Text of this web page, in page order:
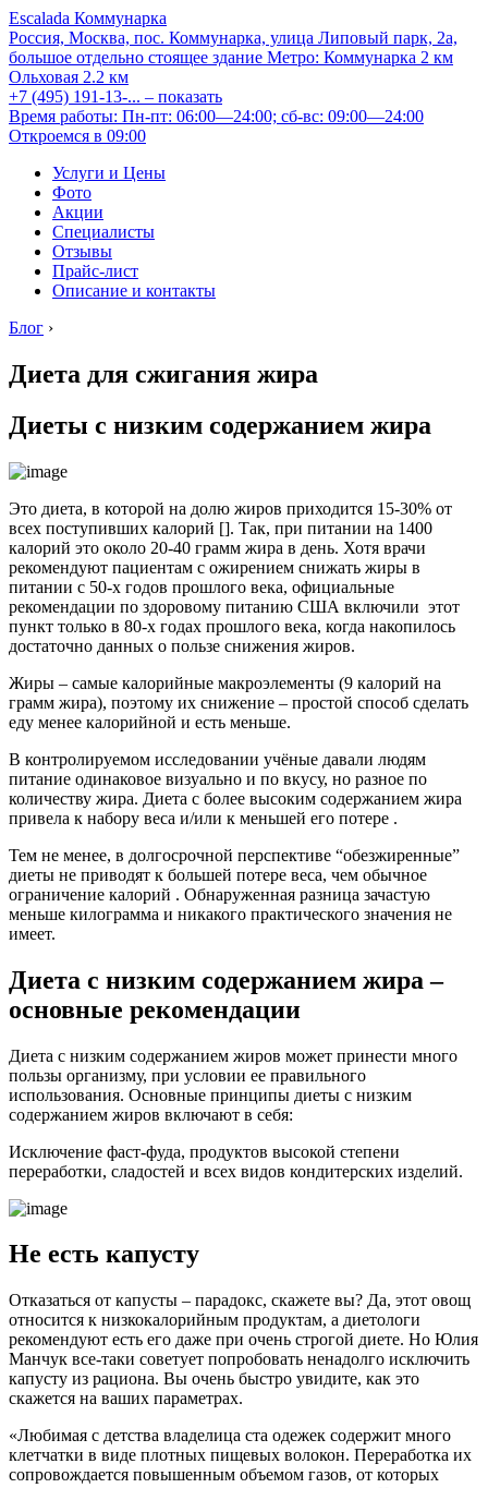
Escalada Коммунарка
Россия, Москва, пос. Коммунарка, улица Липовый парк, 2а,
большое отдельно стоящее здание Метро: Коммунарка 2 км
Ольховая 2.2 км
+7 (495) 191-13-... – показать
Время работы: Пн-пт: 06:00—24:00; сб-вс: 09:00—24:00
Откроемся в 09:00
Услуги и Цены
Фото
Акции
Специалисты
Отзывы
Прайс-лист
Описание и контакты
Блог ›
Диета для сжигания жира
Диеты с низким содержанием жира
Это диета, в которой на долю жиров приходится 15-30% от
всех поступивших калорий []. Так, при питании на 1400
калорий это около 20-40 грамм жира в день. Хотя врачи
рекомендуют пациентам с ожирением снижать жиры в
питании с 50-х годов прошлого века, официальные
рекомендации по здоровому питанию США включили этот
пункт только в 80-х годах прошлого века, когда накопилось
достаточно данных о пользе снижения жиров.
Жиры – самые калорийные макроэлементы (9 калорий на
грамм жира), поэтому их снижение – простой способ сделать
еду менее калорийной и есть меньше.
В контролируемом исследовании учёные давали людям
питание одинаковое визуально и по вкусу, но разное по
количеству жира. Диета с более высоким содержанием жира
привела к набору веса и/или к меньшей его потере .
Тем не менее, в долгосрочной перспективе “обезжиренные”
диеты не приводят к большей потере веса, чем обычное
ограничение калорий . Обнаруженная разница зачастую
меньше килограмма и никакого практического значения не
имеет.
Диета с низким содержанием жира –
основные рекомендации
Диета с низким содержанием жиров может принести много
пользы организму, при условии ее правильного
использования. Основные принципы диеты с низким
содержанием жиров включают в себя:
Исключение фаст-фуда, продуктов высокой степени
переработки, сладостей и всех видов кондитерских изделий.
Не есть капусту
Отказаться от капусты – парадокс, скажете вы? Да, этот овощ
относится к низкокалорийным продуктам, а диетологи
рекомендуют есть его даже при очень строгой диете. Но Юлия
Манчук все-таки советует попробовать ненадолго исключить
капусту из рациона. Вы очень быстро увидите, как это
скажется на ваших параметрах.
«Любимая с детства владелица ста одежек содержит много
клетчатки в виде плотных пищевых волокон. Переработка их
сопровождается повышенным объемом газов, от которых